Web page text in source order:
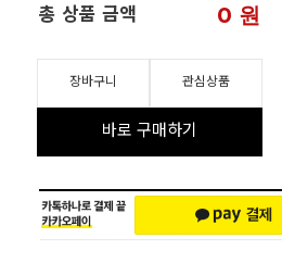
총 상품 금액 0 원
장바구니 관심상품
바로 구매하기